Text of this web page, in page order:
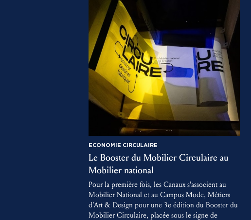
ECONOMIE CIRCULAIRE
Le Booster du Mobilier Circulaire au
Mobilier national
Pour la première fois, les Canaux s’associent au
Mobilier National et au Campus Mode, Métiers
d'Art & Design pour une 3e édition du Booster du
Mobilier Circulaire, placée sous le signe de